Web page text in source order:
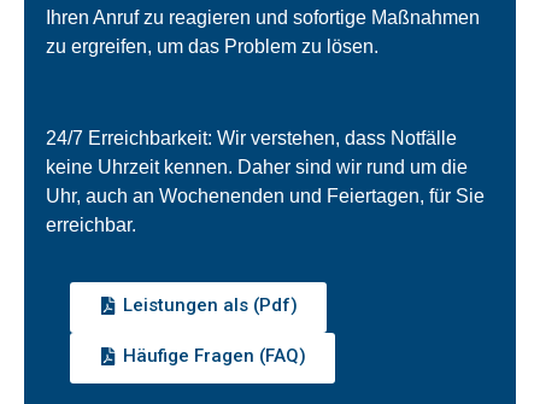
Ihren Anruf zu reagieren und sofortige Maßnahmen
zu ergreifen, um das Problem zu lösen.
24/7 Erreichbarkeit: Wir verstehen, dass Notfälle
keine Uhrzeit kennen. Daher sind wir rund um die
Uhr, auch an Wochenenden und Feiertagen, für Sie
erreichbar.
Leistungen als (Pdf)
Häufige Fragen (FAQ)